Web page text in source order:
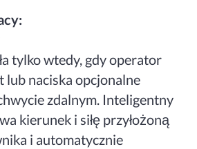
tylko wtedy, gdy operator
lub naciska opcjonalne
zdalnym. Inteligentny
kierunek i siłę przyłożoną
i automatycznie